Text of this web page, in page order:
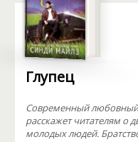
Глупец
Современный любовный
расскажет читателям о
молодых людей.